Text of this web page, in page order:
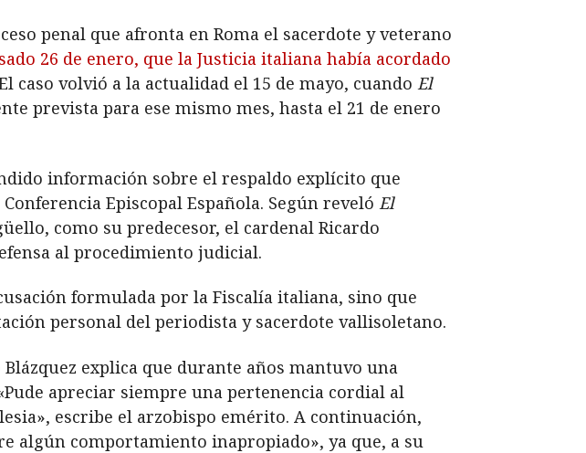
penal que afronta en Roma el sacerdote y veterano
26 de enero, que la Justicia italiana había acordado
caso volvió a la actualidad el 15 de mayo, cuando El
prevista para ese mismo mes, hasta el 21 de enero
información sobre el respaldo explícito que
Episcopal Española. Según reveló El
como su predecesor, el cardenal Ricardo
al procedimiento judicial.
formulada por la Fiscalía italiana, sino que
personal del periodista y sacerdote vallisoletano.
explica que durante años mantuvo una
apreciar siempre una pertenencia cordial al
escribe el arzobispo emérito. A continuación,
algún comportamiento inapropiado», ya que, a su